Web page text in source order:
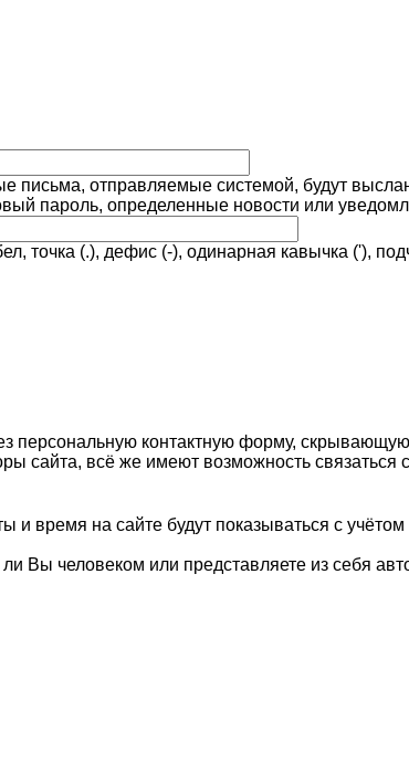
письма, отправляемые системой, будут
пароль, определенные новости или
точка (.), дефис (-), одинарная кавычка ('),
персональную контактную форму,
сайта, всё же имеют возможность
время на сайте будут показываться с
Вы человеком или представляете из себя